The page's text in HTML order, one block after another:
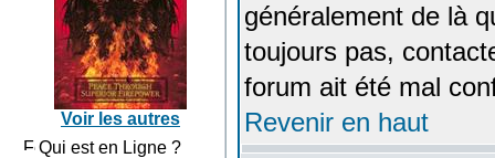
Voir les autres
Qui est en Ligne ?
généralement de là
toujours pas,
forum ait été mal
Revenir en haut